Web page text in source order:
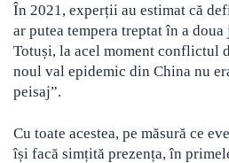
În 2021, experții au estimat că
ar putea tempera treptat în a doua
Totuși, la acel moment conflictul
noul val epidemic din China nu
peisaj”.
Cu toate acestea, pe măsură ce
își facă simțită prezența, în